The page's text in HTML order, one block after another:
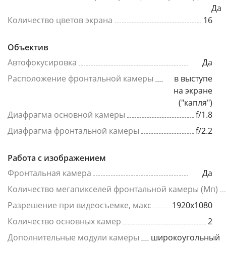
Да
Количество цветов экрана
16
Объектив
Автофокусировка
Да
Расположение фронтальной камеры
в выступе
на экране
("капля")
Диафрагма основной камеры
f/1.8
Диафрагма фронтальной камеры
f/2.2
Работа с изображением
Фронтальная камера
Да
Количество мегапикселей фронтальной камеры (Мп)
Разрешение при видеосъемке, макс
1920x1080
Количество основных камер
2
Дополнительные модули камеры
широкоугольный